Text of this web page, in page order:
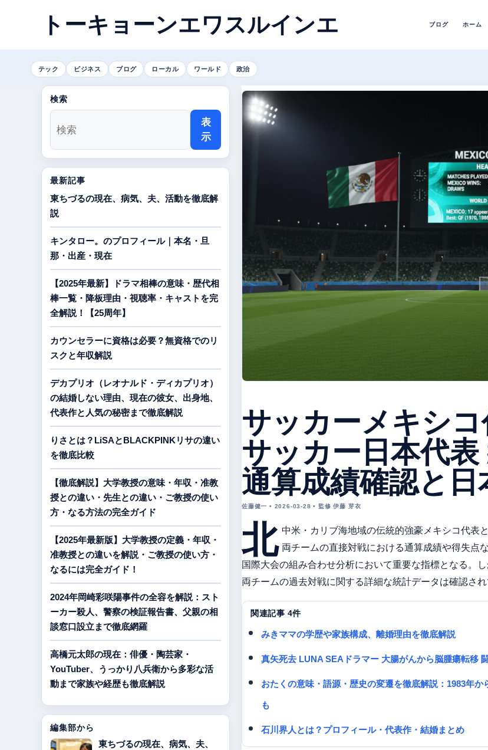
トーキョーンエワスルインエ ブログ ホーム
テック ビジネス ブログ ローカル ワールド 政治
サッカーメキシ
サッカー日本代
通算成績確認と
佐藤健一 • 2026-03-28 • 監修 伊藤 芽衣
北 中米・カリブ海地域の伝統的強豪メキシコ代表
両チームの直接対戦における通算成績や得失点
国際大会の組み合わせ分析において重要な指標となる。
両チームの過去対戦に関する詳細な統計データは確認され
関連記事 4件
みきママの学歴や家族構成、離婚理由を徹底解説
真矢死去 LUNA SEAドラマー 大腸がんから脳腫瘍転移
おたくの意味・語源・歴史の変遷を徹底解説：1983年
も
石川界人とは？プロフィール・代表作・結婚まとめ
検索
表
示
最新記事
東ちづるの現在、病気、夫、活動を徹底解
説
キンタロー。のプロフィール｜本名・旦
那・出産・現在
【2025年最新】ドラマ相棒の意味・歴代相
棒一覧・降板理由・視聴率・キャストを完
全解説！【25周年】
カウンセラーに資格は必要？無資格でのリ
スクと年収解説
デカプリオ（レオナルド・ディカプリオ）
の結婚しない理由、現在の彼女、出身地、
代表作と人気の秘密まで徹底解説
りさとは？LiSAとBLACKPINKリサの違い
を徹底比較
【徹底解説】大学教授の意味・年収・准教
授との違い・先生との違い・ご教授の使い
方・なる方法の完全ガイド
【2025年最新版】大学教授の定義・年収・
准教授との違いを解説・ご教授の使い方・
なるには完全ガイド！
2024年岡崎彩咲陽事件の全容を解説：スト
ーカー殺人、警察の検証報告書、父親の相
談窓口設立まで徹底網羅
高橋元太郎の現在：俳優・陶芸家・
YouTuber、うっかり八兵衛から多彩な活
動まで家族や経歴も徹底解説
編集部から
東ちづるの現在、病気、夫、